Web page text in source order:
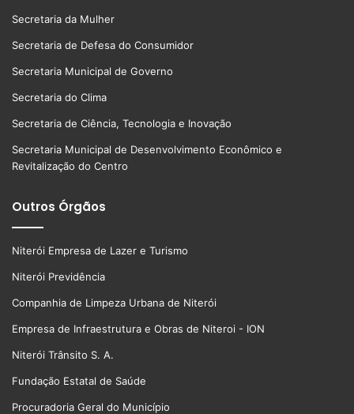
Secretaria da Mulher
Secretaria de Defesa do Consumidor
Secretaria Municipal de Governo
Secretaria do Clima
Secretaria de Ciência, Tecnologia e Inovação
Secretaria Municipal de Desenvolvimento Econômico e
Revitalização do Centro
Outros Órgãos
Niterói Empresa de Lazer e Turismo
Niterói Previdência
Companhia de Limpeza Urbana de Niterói
Empresa de Infraestrutura e Obras de Niteroi - ION
Niterói Trânsito S. A.
Fundação Estatal de Saúde
Procuradoria Geral do Município